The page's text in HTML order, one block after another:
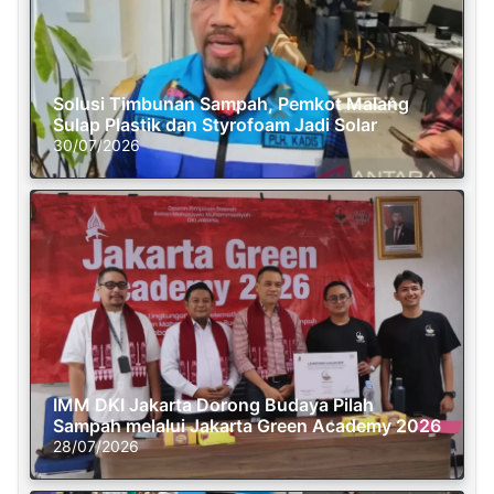
Solusi Timbunan Sampah, Pemkot Malang
Sulap Plastik dan Styrofoam Jadi Solar
30/07/2026
IMM DKI Jakarta Dorong Budaya Pilah
Sampah melalui Jakarta Green Academy 2026
28/07/2026